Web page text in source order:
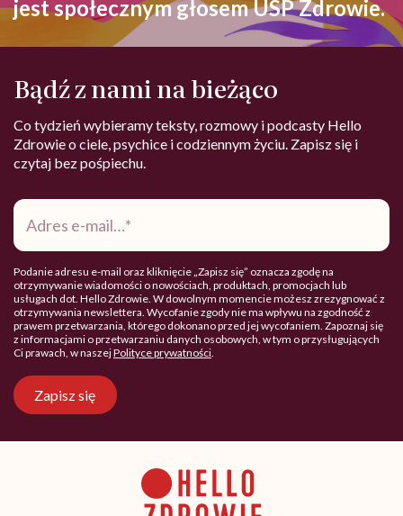
jest społecznym głosem USP Zdrowie.
Bądź z nami na bieżąco
Co tydzień wybieramy teksty, rozmowy i podcasty Hello
Zdrowie o ciele, psychice i codziennym życiu. Zapisz się i
czytaj bez pośpiechu.
Adres
mail*
Podanie adresu e-mail oraz kliknięcie „Zapisz się” oznacza zgodę na
otrzymywanie wiadomości o nowościach, produktach, promocjach lub
usługach dot. Hello Zdrowie. W dowolnym momencie możesz zrezygnować z
otrzymywania newslettera. Wycofanie zgody nie ma wpływu na zgodność z
prawem przetwarzania, którego dokonano przed jej wycofaniem. Zapoznaj się
z informacjami o przetwarzaniu danych osobowych, w tym o przysługujących
Ci prawach, w naszejPolityce prywatności.
Zapisz się